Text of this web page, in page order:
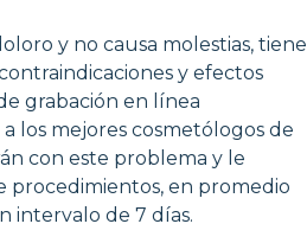
y no causa molestias, tiene
y efectos
grabación en línea
los mejores cosmetólogos de
con este problema y le
procedimientos, en promedio
intervalo de 7 días.